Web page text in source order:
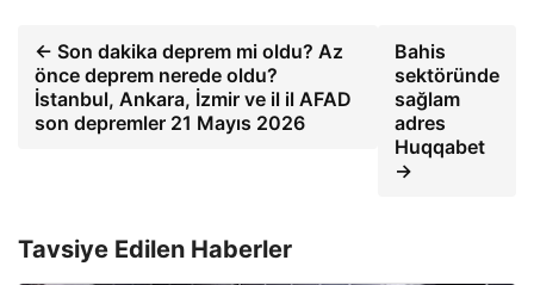
← Son dakika deprem mi oldu? Az
önce deprem nerede oldu?
İstanbul, Ankara, İzmir ve il il AFAD
son depremler 21 Mayıs 2026
Bahis
sektöründe
sağlam
adres
Huqqabet
→
Tavsiye Edilen Haberler